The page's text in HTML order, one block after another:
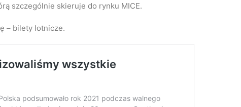
szczególnie skieruje do rynku MICE.
– bilety lotnicze.